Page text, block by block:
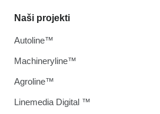
Naši projekti
Autoline™
Machineryline™
Agroline™
Linemedia Digital ™